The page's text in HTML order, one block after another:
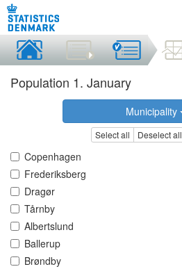
Population 1. January
Municipality
Select all Deselect all
Copenhagen
Frederiksberg
Dragør
Tårnby
Albertslund
Ballerup
Brøndby